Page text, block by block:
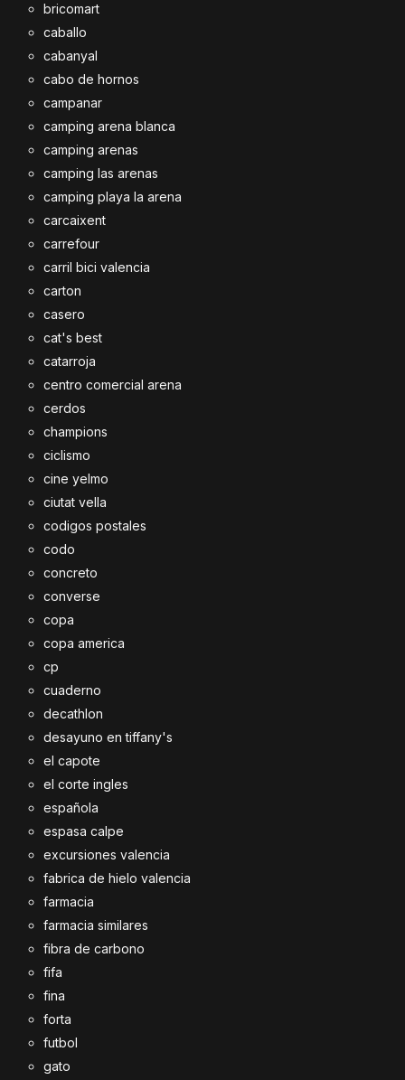
bricomart
caballo
cabanyal
cabo de hornos
campanar
camping arena blanca
camping arenas
camping las arenas
camping playa la arena
carcaixent
carrefour
carril bici valencia
carton
casero
cat's best
catarroja
centro comercial arena
cerdos
champions
ciclismo
cine yelmo
ciutat vella
codigos postales
codo
concreto
converse
copa
copa america
cp
cuaderno
decathlon
desayuno en tiffany's
el capote
el corte ingles
española
espasa calpe
excursiones valencia
fabrica de hielo valencia
farmacia
farmacia similares
fibra de carbono
fifa
fina
forta
futbol
gato